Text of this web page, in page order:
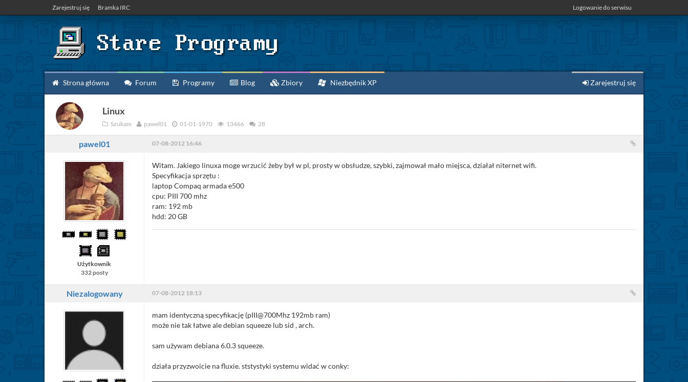
Zarejestruj się Bramka IRC Logowanie do serwisu
Strona główna Forum Programy Blog Zbiory Niezbędnik XP Zarejestruj się
Linux
Szukam pawel01 01-01-1970 13466 28
pawel01 07-08-2012 16:46
Użytkownik
332 posty
Witam. Jakiego linuxa moge wrzucić żeby był w pl, prosty w obsłudze, szybki, zajmował mało miejsca, działał niternet wifi.
Specyfikacja sprzętu :
laptop Compaq armada e500
cpu: PIII 700 mhz
ram: 192 mb
hdd: 20 GB
Niezalogowany 07-08-2012 18:13
mam identyczną specyfikację (pIII@700Mhz 192mb ram)
może nie tak łatwe ale debian squeeze lub sid , arch.
sam używam debiana 6.0.3 squeeze.
działa przyzwoicie na fluxie. ststystyki systemu widać w conky: